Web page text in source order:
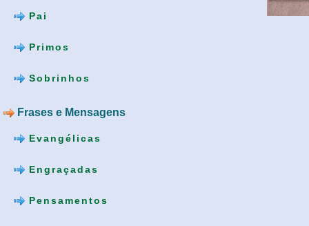
Pai
Primos
Sobrinhos
Frases e Mensagens
Evangélicas
Engraçadas
Pensamentos